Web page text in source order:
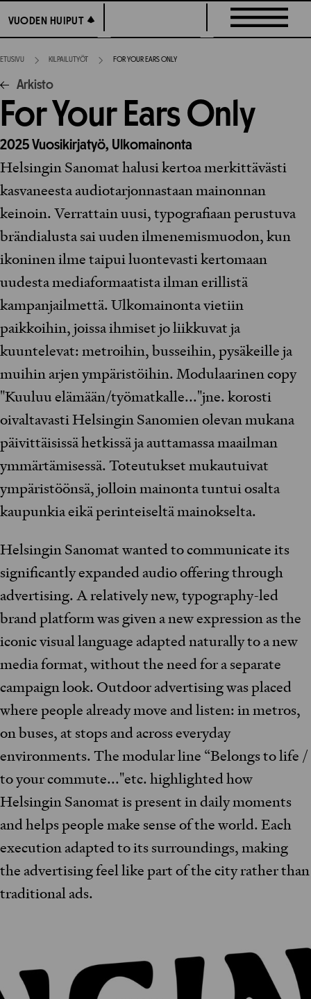
suoraan
sisältöön
VUODEN HUIPUT
VUODEN HUIPUT
ETUSIVU KILPAILUTYÖT FOR YOUR EARS ONLY
Arkisto
For Your Ears Only
2025Vuosikirjatyö, Ulkomainonta
Helsingin Sanomat halusi kertoa merkittävästi
kasvaneesta audiotarjonnastaan mainonnan
keinoin. Verrattain uusi, typografiaan perustuva
brändialusta sai uuden ilmenemismuodon, kun
ikoninen ilme taipui luontevasti kertomaan
uudesta mediaformaatista ilman erillistä
kampanjailmettä. Ulkomainonta vietiin
paikkoihin, joissa ihmiset jo liikkuvat ja
kuuntelevat: metroihin, busseihin, pysäkeille ja
muihin arjen ympäristöihin. Modulaarinen copy
"Kuuluu elämään/työmatkalle..."jne. korosti
oivaltavasti Helsingin Sanomien olevan mukana
päivittäisissä hetkissä ja auttamassa maailman
ymmärtämisessä. Toteutukset mukautuivat
ympäristöönsä, jolloin mainonta tuntui osalta
kaupunkia eikä perinteiseltä mainokselta.
Helsingin Sanomat wanted to communicate its
significantly expanded audio offering through
advertising. A relatively new, typography-led
brand platform was given a new expression as the
iconic visual language adapted naturally to a new
media format, without the need for a separate
campaign look. Outdoor advertising was placed
where people already move and listen: in metros,
on buses, at stops and across everyday
environments. The modular line “Belongs to life /
to your commute..."etc. highlighted how
Helsingin Sanomat is present in daily moments
and helps people make sense of the world. Each
execution adapted to its surroundings, making
the advertising feel like part of the city rather than
traditional ads.